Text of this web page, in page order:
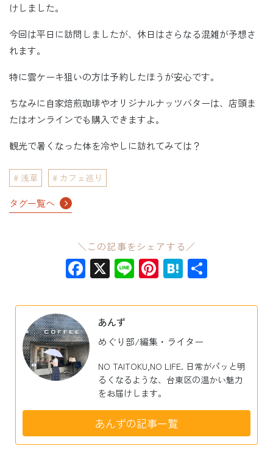
けしました。
今回は平日に訪問しましたが、休日はさらなる混雑が予想さ
れます。
特に雲ケーキ狙いの方は予約したほうが安心です。
ちなみに自家焙煎珈琲やオリジナルナッツバターは、店頭ま
たはオンラインでも購入できますよ。
観光で暑くなった体を冷やしに訪れてみては？
浅草 カフェ巡り
タグ一覧へ
＼この記事をシェアする／
Facebook
X LinePinterest
Hatena
あんず
めぐり部/編集・ライター
NO TAITOKU,NO LIFE. 日常がパッと明
るくなるような、台東区の温かい魅力
をお届けします。
あんずの記事一覧